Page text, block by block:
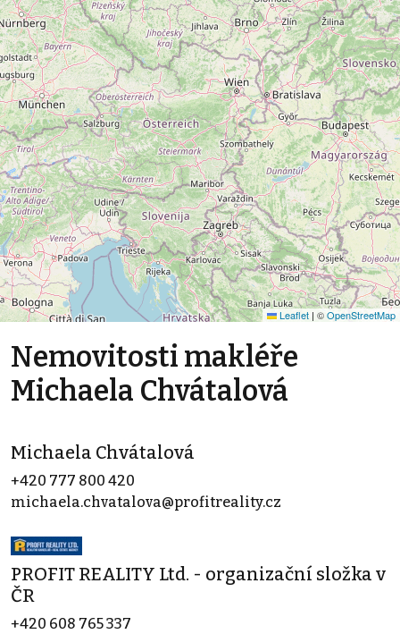
Leaflet | ©OpenStreetMap
Nemovitosti makléře
Michaela Chvátalová
Michaela Chvátalová
+420 777 800 420
michaela.chvatalova@profitreality.cz
PROFIT REALITY Ltd. - organizační složka v
ČR
+420 608 765 337